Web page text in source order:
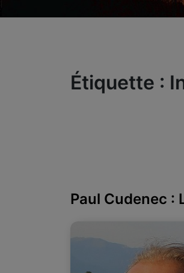
Étiquette :
Paul Cudenec :